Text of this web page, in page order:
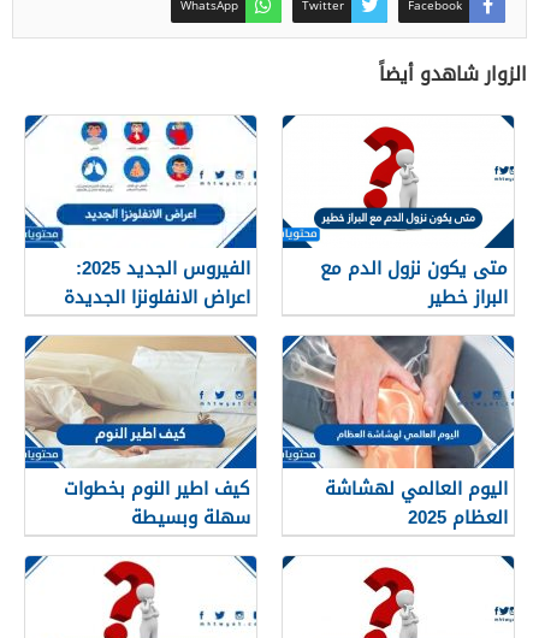
Facebook
Twitter
WhatsApp
الزوار شاهدو أيضاً
متى يكون نزول الدم مع
البراز خطير
الفيروس الجديد 2025:
اعراض الانفلونزا الجديدة
وطرق العلاج
اليوم العالمي لهشاشة
العظام 2025
كيف اطير النوم بخطوات
سهلة وبسيطة